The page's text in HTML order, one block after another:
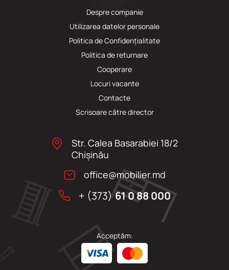
Despre companie
Utilizarea datelor personale
Politica de Confidențialitate
Politica de returnare
Cooperare
Locuri vacante
Сontacte
Scrisoare către director
Str. Calea Basarabiei 18/2
Chişinău
office@mobilier.md
+ (373)61 0 88 000
Acceptăm: